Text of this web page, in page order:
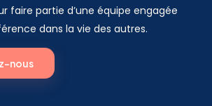
faire partie d’une équipe engagée
dans la vie des autres.
nous